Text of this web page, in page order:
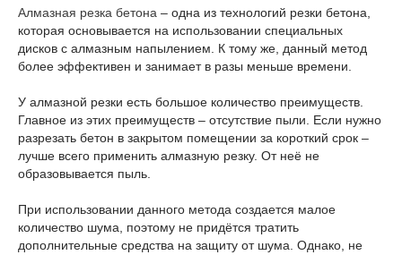
Алмазная резка бетона – одна из технологий резки бетона,
которая основывается на использовании специальных
дисков с алмазным напылением. К тому же, данный метод
более эффективен и занимает в разы меньше времени.
У алмазной резки есть большое количество преимуществ.
Главное из этих преимуществ – отсутствие пыли. Если нужно
разрезать бетон в закрытом помещении за короткий срок –
лучше всего применить алмазную резку. От неё не
образовывается пыль.
При использовании данного метода создается малое
количество шума, поэтому не придётся тратить
дополнительные средства на защиту от шума. Однако, не